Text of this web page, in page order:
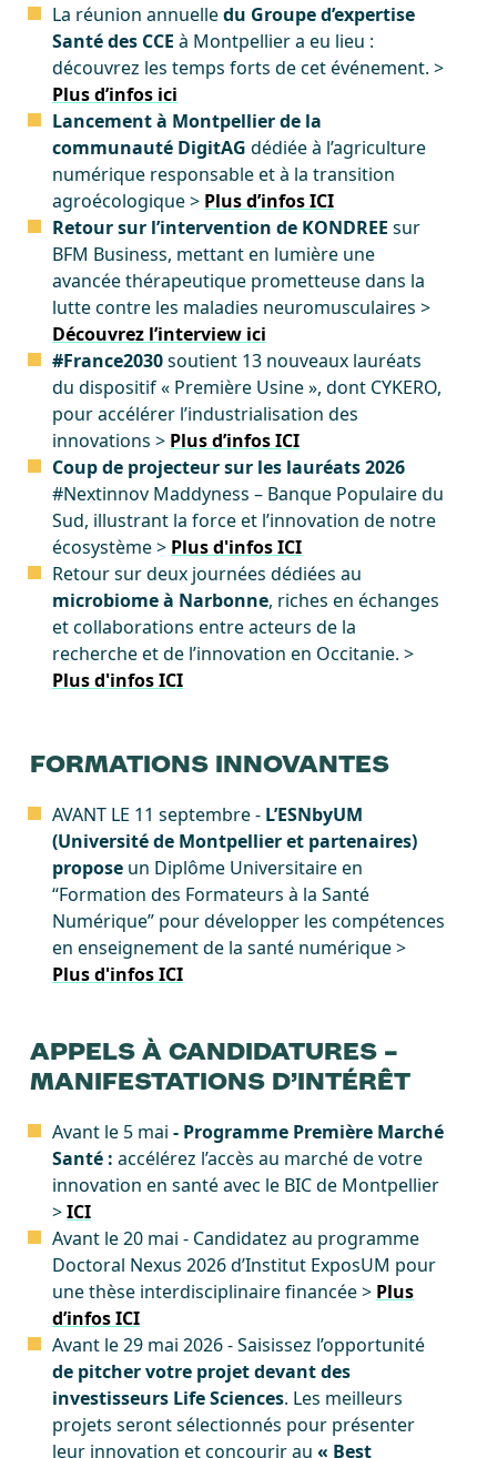
La réunion annuelledu Groupe d’expertise
Santé des CCE à Montpellier a eu lieu :
découvrez les temps forts de cet événement. >
Plus d’infos ici
Lancement à Montpellier de la
communauté DigitAG dédiée à l’agriculture
numérique responsable et à la transition
agroécologique > Plus d’infos ICI
Retour sur l’intervention de KONDREE sur
BFM Business, mettant en lumière une
avancée thérapeutique prometteuse dans la
lutte contre les maladies neuromusculaires >
Découvrez l’interview ici
#France2030soutient 13 nouveaux lauréats
du dispositif « Première Usine », dont CYKERO,
pour accélérer l’industrialisation des
innovations > Plus d’infos ICI
Coup de projecteur sur les lauréats 2026
#Nextinnov Maddyness – Banque Populaire du
Sud, illustrant la force et l’innovation de notre
écosystème > Plus d'infos ICI
Retour sur deux journées dédiées au
microbiome à Narbonne, riches en échanges
et collaborations entre acteurs de la
recherche et de l’innovation en Occitanie. >
Plus d'infos ICI
FORMATIONS INNOVANTES
AVANT LE 11 septembre - L’ESNbyUM
(Université de Montpellier et partenaires)
propose un Diplôme Universitaire en
“Formation des Formateurs à la Santé
Numérique” pour développer les compétences
en enseignement de la santé numérique >
Plus d'infos ICI
APPELS À CANDIDATURES –
MANIFESTATIONS D’INTÉRÊT
Avant le 5 mai - Programme Première Marché
Santé : accélérez l’accès au marché de votre
innovation en santé avec le BIC de Montpellier
>ICI
Avant le 20 mai - Candidatez au programme
Doctoral Nexus 2026 d’Institut ExposUM pour
une thèse interdisciplinaire financée > Plus
d’infos ICI
Avant le 29 mai 2026 - Saisissez l’opportunité
de pitcher votre projet devant des
investisseurs Life Sciences. Les meilleurs
projets seront sélectionnés pour présenter
leur innovation et concourir au « Best